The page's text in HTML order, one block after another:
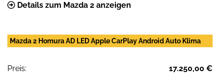
Details zum Mazda 2 anzeigen
Mazda 2 Homura AD LED Apple CarPlay Android Auto Klima
Preis:
17.250,00 €